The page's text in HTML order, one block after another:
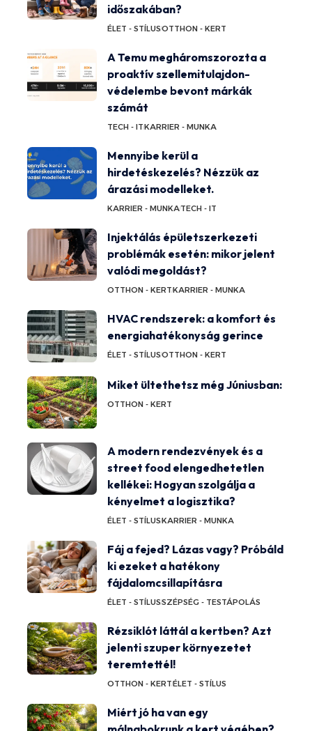
időszakában?
ÉLET - STÍLUSOTTHON - KERT
A Temu megháromszorozta a
proaktív szellemitulajdon-
védelembe bevont márkák
számát
TECH - ITKARRIER - MUNKA
Mennyibe kerül a
hirdetéskezelés? Nézzük az
árazási modelleket.
KARRIER - MUNKATECH - IT
Injektálás épületszerkezeti
problémák esetén: mikor jelent
valódi megoldást?
OTTHON - KERTKARRIER - MUNKA
HVAC rendszerek: a komfort és
energiahatékonyság gerince
ÉLET - STÍLUSOTTHON - KERT
Miket ültethetsz még Júniusban:
OTTHON - KERT
A modern rendezvények és a
street food elengedhetetlen
kellékei: Hogyan szolgálja a
kényelmet a logisztika?
ÉLET - STÍLUSKARRIER - MUNKA
Fáj a fejed? Lázas vagy? Próbáld
ki ezeket a hatékony
fájdalomcsillapításra
ÉLET - STÍLUSSZÉPSÉG - TESTÁPOLÁS
Rézsiklót láttál a kertben? Azt
jelenti szuper környezetet
teremtettél!
OTTHON - KERTÉLET - STÍLUS
Miért jó ha van egy